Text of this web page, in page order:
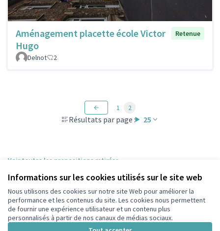
Informations sur les cookies utilisés sur le site web
Nous utilisons des cookies sur notre site Web pour améliorer la
performance et les contenus du site. Les cookies nous permettent
de fournir une expérience utilisateur et un contenu plus
personnalisés à partir de nos canaux de médias sociaux.
Aménagement placette école Victor
Hugo
Retenue
Delnot 2
Résultats par page : 25
1 2
Voir toutes les propositions retirées
Conditions d'utilisation
Paramètres des cookies
participons.colombes.fr sur Facebook
(Lien externe)